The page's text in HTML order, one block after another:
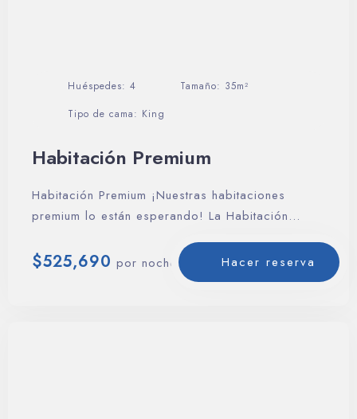
Habitación Premium
Habitación Premium ¡Nuestras habitaciones
premium lo están esperando! La Habitación
Huéspedes: 4 Tamaño: 35m²
Tipo de cama: King
$525,690 por noche Hacer reserva